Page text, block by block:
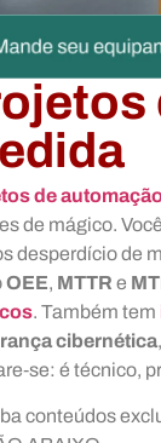
de
de mágico.
desperdício de
OEE, MTTR e
. Também tem
cibernética,
é técnico,
conteúdos